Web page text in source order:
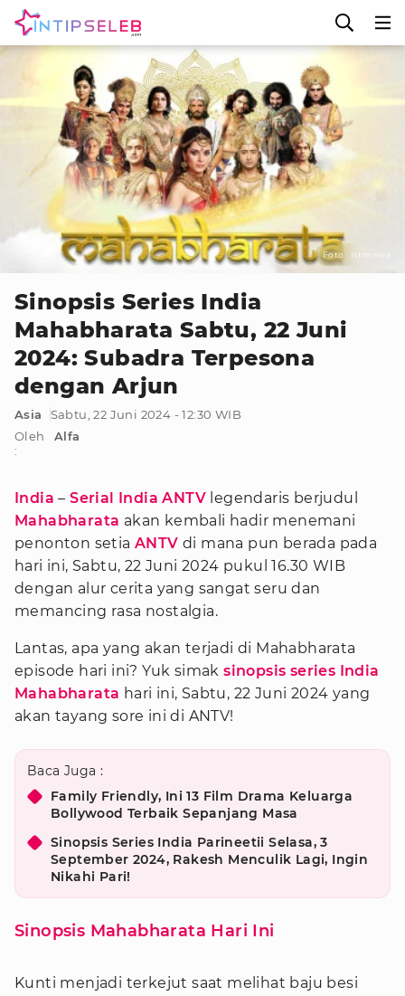
Foto : Istimewa
Sinopsis Series India
Mahabharata Sabtu, 22 Juni
2024: Subadra Terpesona
dengan Arjun
Asia
Sabtu, 22 Juni 2024 - 12:30 WIB
Oleh
:
Alfa
India –Serial India ANTV legendaris berjudul
Mahabharata akan kembali hadir menemani
penonton setia ANTV di mana pun berada pada
hari ini, Sabtu, 22 Juni 2024 pukul 16.30 WIB
dengan alur cerita yang sangat seru dan
memancing rasa nostalgia.
Lantas, apa yang akan terjadi di Mahabharata
episode hari ini? Yuk simaksinopsis series India
Mahabharata hari ini, Sabtu, 22 Juni 2024 yang
akan tayang sore ini di ANTV!
Baca Juga :
Family Friendly, Ini 13 Film Drama Keluarga
Bollywood Terbaik Sepanjang Masa
Sinopsis Series India Parineetii Selasa, 3
September 2024, Rakesh Menculik Lagi, Ingin
Nikahi Pari!
Sinopsis Mahabharata Hari Ini
Kunti menjadi terkejut saat melihat baju besi